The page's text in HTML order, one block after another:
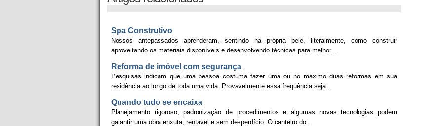
Spa Construtivo
Nossos antepassados aprenderam, sentindo na própria pele, literalmente, como construir
aproveitando os materiais disponíveis e desenvolvendo técnicas para melhor...
Reforma de imóvel com segurança
Pesquisas indicam que uma pessoa costuma fazer uma ou no máximo duas reformas em sua
residência ao longo de toda uma vida. Provavelmente essa freqüência seja...
Quando tudo se encaixa
Planejamento rigoroso, padronização de procedimentos e algumas novas tecnologias podem
garantir uma obra enxuta, rentável e sem desperdício. O canteiro do...